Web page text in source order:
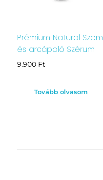
Prémium Natural Szem
és arcápoló Szérum
9.900 Ft
Tovább olvasom